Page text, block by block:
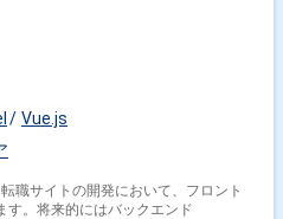
Vue.js
す。将来的にはバックエンド